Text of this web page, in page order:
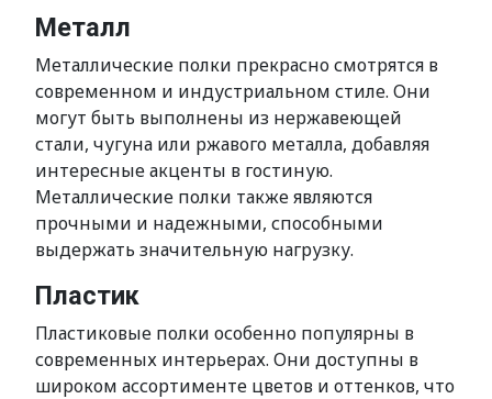
Металл
Металлические полки прекрасно смотрятся в
современном и индустриальном стиле. Они
могут быть выполнены из нержавеющей
стали, чугуна или ржавого металла, добавляя
интересные акценты в гостиную.
Металлические полки также являются
прочными и надежными, способными
выдержать значительную нагрузку.
Пластик
Пластиковые полки особенно популярны в
современных интерьерах. Они доступны в
широком ассортименте цветов и оттенков, что